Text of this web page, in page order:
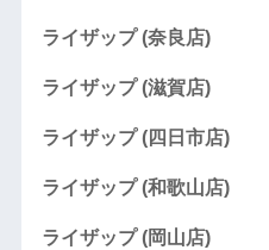
ライザップ (奈良店)
ライザップ (滋賀店)
ライザップ (四日市店)
ライザップ (和歌山店)
ライザップ (岡山店)